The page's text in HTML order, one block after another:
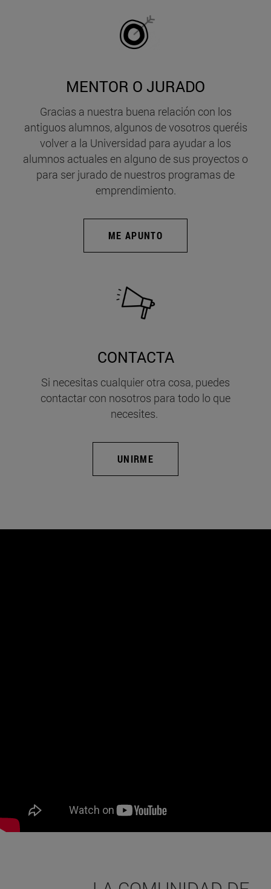
MENTOR O JURADO
Gracias a nuestra buena relación con los
antiguos alumnos, algunos de vosotros queréis
volver a la Universidad para ayudar a los
alumnos actuales en alguno de sus proyectos o
para ser jurado de nuestros programas de
emprendimiento.
ME APUNTO
CONTACTA
Si necesitas cualquier otra cosa, puedes
contactar con nosotros para todo lo que
necesites.
UNIRME